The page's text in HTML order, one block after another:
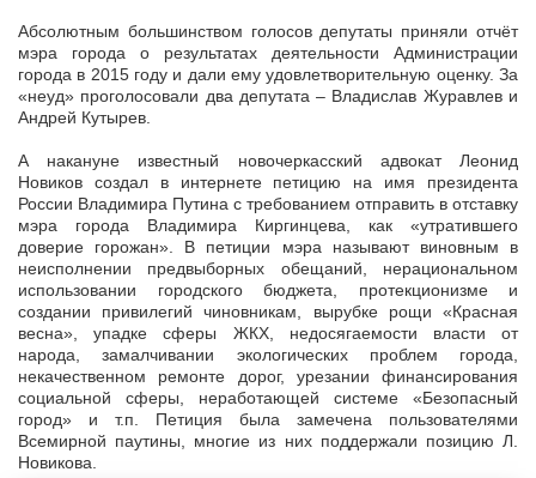
Абсолютным большинством голосов депутаты приняли отчёт
мэра города о результатах деятельности Администрации
города в 2015 году и дали ему удовлетворительную оценку. За
«неуд» проголосовали два депутата – Владислав Журавлев и
Андрей Кутырев.
А накануне известный новочеркасский адвокат Леонид
Новиков создал в интернете петицию на имя президента
России Владимира Путина с требованием отправить в отставку
мэра города Владимира Киргинцева, как «утратившего
доверие горожан». В петиции мэра называют виновным в
неисполнении предвыборных обещаний, нерациональном
использовании городского бюджета, протекционизме и
создании привилегий чиновникам, вырубке рощи «Красная
весна», упадке сферы ЖКХ, недосягаемости власти от
народа, замалчивании экологических проблем города,
некачественном ремонте дорог, урезании финансирования
социальной сферы, неработающей системе «Безопасный
город» и т.п. Петиция была замечена пользователями
Всемирной паутины, многие из них поддержали позицию Л.
Новикова.